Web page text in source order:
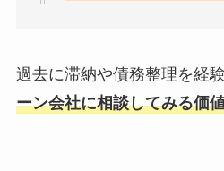
過去に滞納や債務整理を経
ーン会社に相談してみる価